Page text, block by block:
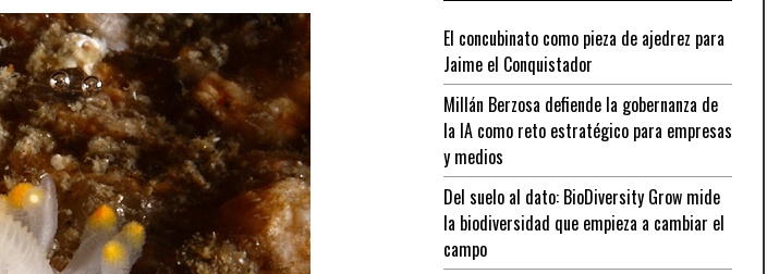
El concubinato como pieza de ajedrez para
Jaime el Conquistador
Millán Berzosa defiende la gobernanza de
la IA como reto estratégico para empresas
y medios
Del suelo al dato: BioDiversity Grow mide
la biodiversidad que empieza a cambiar el
campo